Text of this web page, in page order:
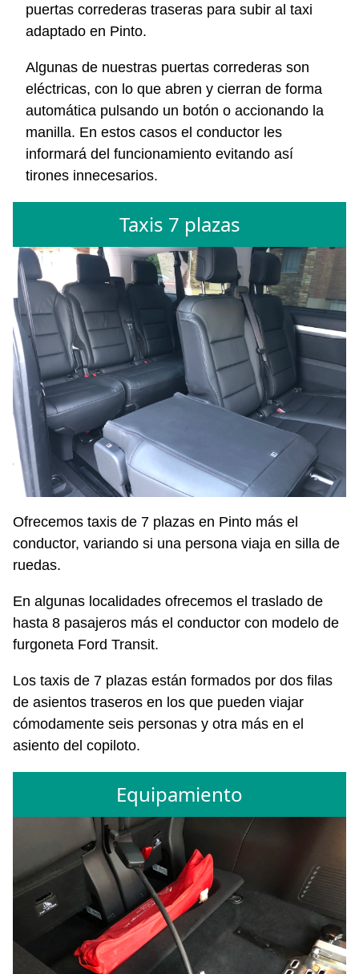
puertas correderas traseras para subir al taxi
adaptado en Pinto.
Algunas de nuestras puertas correderas son
eléctricas, con lo que abren y cierran de forma
automática pulsando un botón o accionando la
manilla. En estos casos el conductor les
informará del funcionamiento evitando así
tirones innecesarios.
Taxis 7 plazas
Ofrecemos taxis de 7 plazas en Pinto más el
conductor, variando si una persona viaja en silla de
ruedas.
En algunas localidades ofrecemos el traslado de
hasta 8 pasajeros más el conductor con modelo de
furgoneta Ford Transit.
Los taxis de 7 plazas están formados por dos filas
de asientos traseros en los que pueden viajar
cómodamente seis personas y otra más en el
asiento del copiloto.
Equipamiento